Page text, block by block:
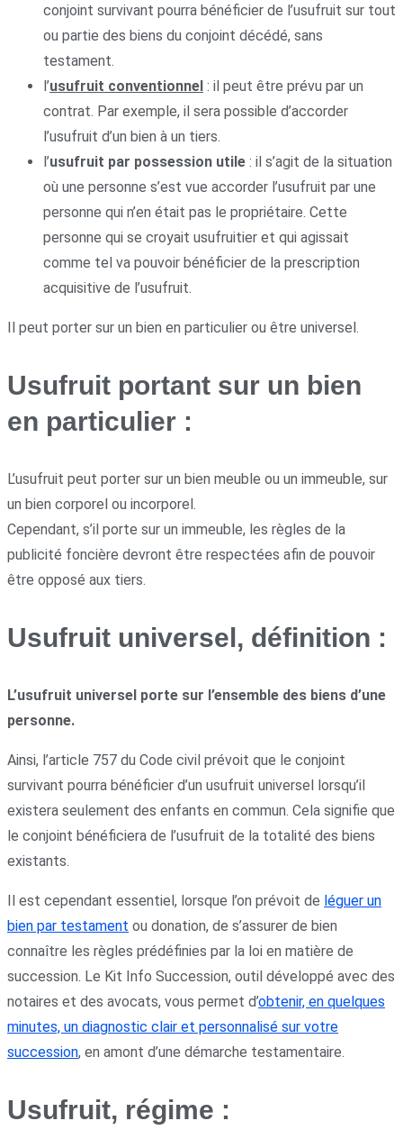
conjoint survivant pourra bénéficier de l’usufruit sur tout
ou partie des biens du conjoint décédé, sans
testament.
l’usufruit conventionnel : il peut être prévu par un
contrat. Par exemple, il sera possible d’accorder
l’usufruit d’un bien à un tiers.
l’usufruit par possession utile : il s’agit de la situation
où une personne s’est vue accorder l’usufruit par une
personne qui n’en était pas le propriétaire. Cette
personne qui se croyait usufruitier et qui agissait
comme tel va pouvoir bénéficier de la prescription
acquisitive de l’usufruit.
Il peut porter sur un bien en particulier ou être universel.
Usufruit portant sur un bien
en particulier :
L’usufruit peut porter sur un bien meuble ou un immeuble, sur
un bien corporel ou incorporel.
Cependant, s’il porte sur un immeuble, les règles de la
publicité foncière devront être respectées afin de pouvoir
être opposé aux tiers.
Usufruit universel, définition :
L’usufruit universel porte sur l’ensemble des biens d’une
personne.
Ainsi, l’article 757 du Code civil prévoit que le conjoint
survivant pourra bénéficier d’un usufruit universel lorsqu’il
existera seulement des enfants en commun. Cela signifie que
le conjoint bénéficiera de l’usufruit de la totalité des biens
existants.
Il est cependant essentiel, lorsque l’on prévoit de léguer un
bien par testament ou donation, de s’assurer de bien
connaître les règles prédéfinies par la loi en matière de
succession. Le Kit Info Succession, outil développé avec des
notaires et des avocats, vous permet d’obtenir, en quelques
minutes, un diagnostic clair et personnalisé sur votre
succession, en amont d’une démarche testamentaire.
Usufruit, régime :